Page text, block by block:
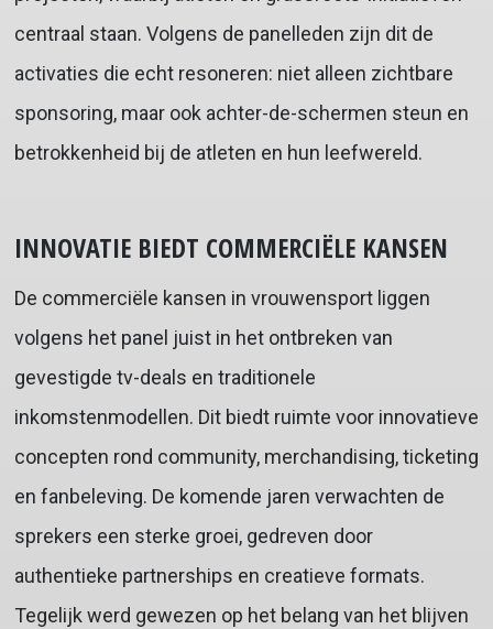
centraal staan. Volgens de panelleden zijn dit de
activaties die echt resoneren: niet alleen zichtbare
sponsoring, maar ook achter-de-schermen steun en
betrokkenheid bij de atleten en hun leefwereld.
INNOVATIE BIEDT COMMERCIËLE KANSEN
De commerciële kansen in vrouwensport liggen
volgens het panel juist in het ontbreken van
gevestigde tv-deals en traditionele
inkomstenmodellen. Dit biedt ruimte voor innovatieve
concepten rond community, merchandising, ticketing
en fanbeleving. De komende jaren verwachten de
sprekers een sterke groei, gedreven door
authentieke partnerships en creatieve formats.
Tegelijk werd gewezen op het belang van het blijven